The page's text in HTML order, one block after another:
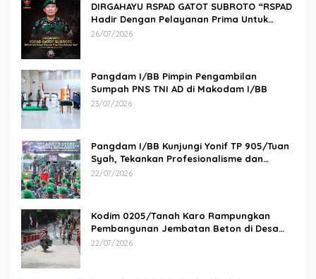
DIRGAHAYU RSPAD GATOT SUBROTO “RSPAD
Hadir Dengan Pelayanan Prima Untuk
Indonesia Maju” 26 JULI 1950 – 26 JULI 2026
26/07/2026
Pangdam I/BB Pimpin Pengambilan
Sumpah PNS TNI AD di Makodam I/BB
23/07/2026
Pangdam I/BB Kunjungi Yonif TP 905/Tuan
Syah, Tekankan Profesionalisme dan
Kesiapan Prajurit
22/07/2026
Kodim 0205/Tanah Karo Rampungkan
Pembangunan Jembatan Beton di Desa
Pernantin
22/07/2026